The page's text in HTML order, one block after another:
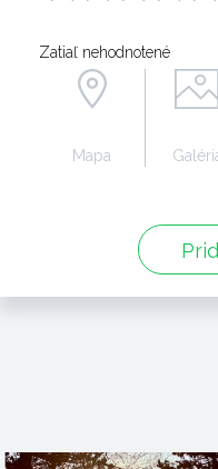
Zatiaľ nehodnotené
Mapa